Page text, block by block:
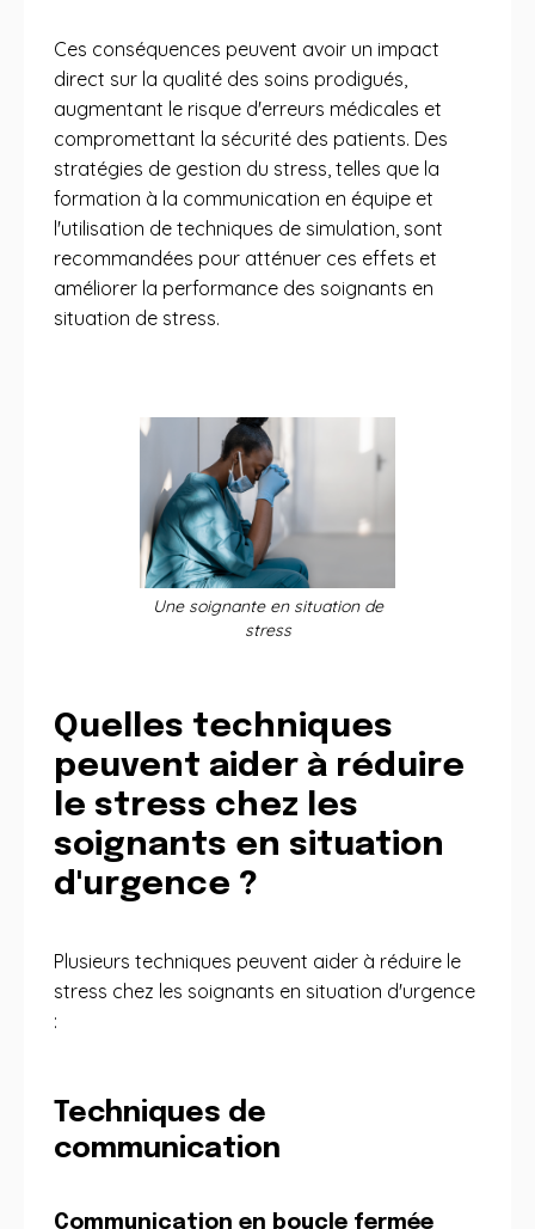
Ces conséquences peuvent avoir un impact
direct sur la qualité des soins prodigués,
augmentant le risque d'erreurs médicales et
compromettant la sécurité des patients. Des
stratégies de gestion du stress, telles que la
formation à la communication en équipe et
l'utilisation de techniques de simulation, sont
recommandées pour atténuer ces effets et
améliorer la performance des soignants en
situation de stress.
Une soignante en situation de
stress
Quelles techniques
peuvent aider à réduire
le stress chez les
soignants en situation
d'urgence ?
Plusieurs techniques peuvent aider à réduire le
stress chez les soignants en situation d'urgence
:
Techniques de
communication
Communication en boucle fermée